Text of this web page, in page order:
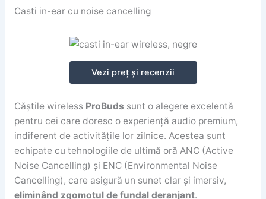
Casti in-ear cu noise cancelling
Vezi preț și recenzii
Căștile wireless ProBuds sunt o alegere excelentă
pentru cei care doresc o experiență audio premium,
indiferent de activitățile lor zilnice. Acestea sunt
echipate cu tehnologiile de ultimă oră ANC (Active
Noise Cancelling) și ENC (Environmental Noise
Cancelling), care asigură un sunet clar și imersiv,
eliminând zgomotul de fundal deranjant.